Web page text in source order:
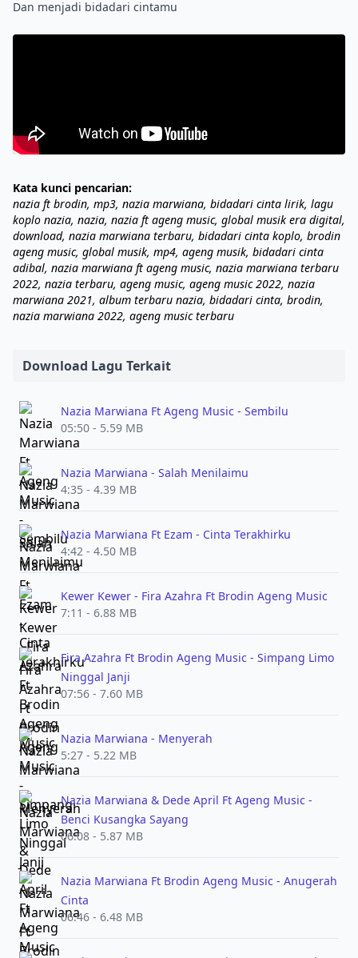
Kata kunci pencarian:
nazia ft brodin, mp3, nazia marwiana, bidadari cinta lirik, lagu
koplo nazia, nazia, nazia ft ageng music, global musik era digital,
download, nazia marwiana terbaru, bidadari cinta koplo, brodin
ageng music, global musik, mp4, ageng musik, bidadari cinta
adibal, nazia marwiana ft ageng music, nazia marwiana terbaru
2022, nazia terbaru, ageng music, ageng music 2022, nazia
marwiana 2021, album terbaru nazia, bidadari cinta, brodin,
nazia marwiana 2022, ageng music terbaru
Download Lagu Terkait
Nazia Marwiana Ft Ageng Music - Sembilu
05:50 - 5.59 MB
Nazia Marwiana - Salah Menilaimu
4:35 - 4.39 MB
Nazia Marwiana Ft Ezam - Cinta Terakhirku
4:42 - 4.50 MB
Kewer Kewer - Fira Azahra Ft Brodin Ageng Music
7:11 - 6.88 MB
Fira Azahra Ft Brodin Ageng Music - Simpang Limo
Ninggal Janji
07:56 - 7.60 MB
Nazia Marwiana - Menyerah
5:27 - 5.22 MB
Nazia Marwiana & Dede April Ft Ageng Music -
Benci Kusangka Sayang
06:08 - 5.87 MB
Nazia Marwiana Ft Brodin Ageng Music - Anugerah
Cinta
06:46 - 6.48 MB